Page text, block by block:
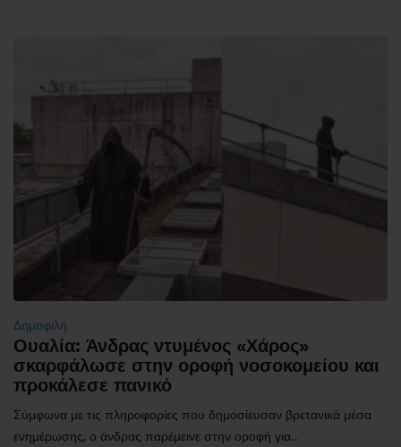
Δημοφιλή
Ουαλία: Άνδρας ντυμένος «Χάρος»
σκαρφάλωσε στην οροφή νοσοκομείου και
προκάλεσε πανικό
Σύμφωνα με τις πληροφορίες που δημοσίευσαν βρετανικά μέσα
ενημέρωσης, ο άνδρας παρέμεινε στην οροφή για...